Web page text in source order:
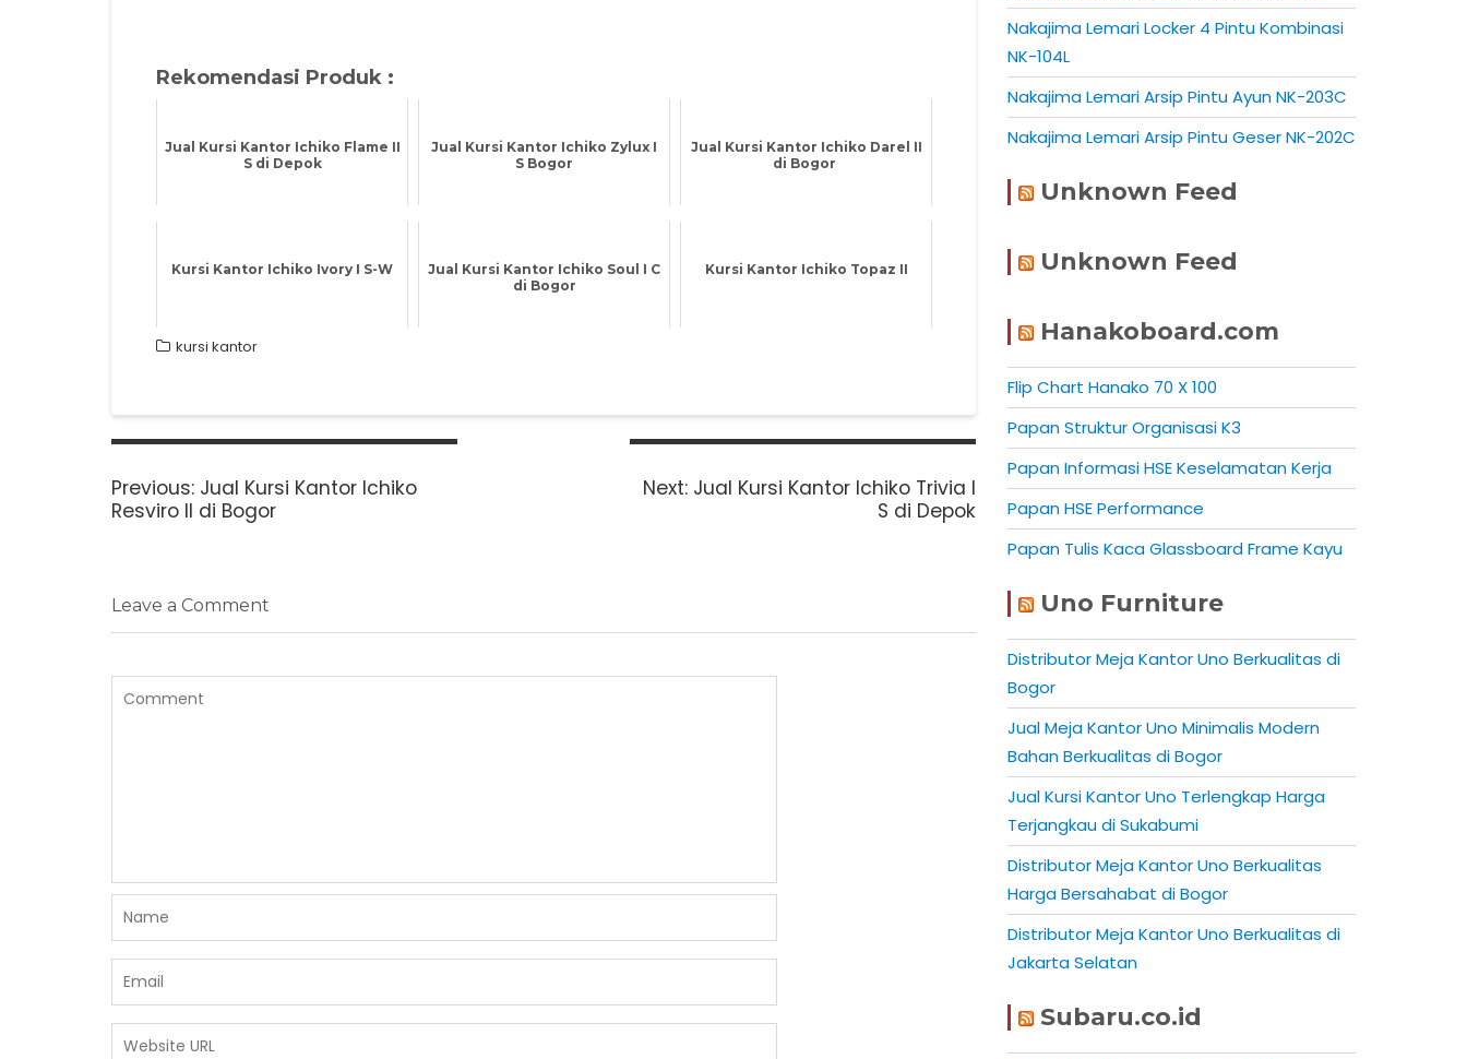
Rekomendasi Produk :
Jual Kursi Kantor Ichiko Flame II
S di Depok
Jual Kursi Kantor Ichiko Zylux I
S Bogor
Jual Kursi Kantor Ichiko Darel II
di Bogor
Kursi Kantor Ichiko Ivory I S-W
Jual Kursi Kantor Ichiko Soul I C
di Bogor
Kursi Kantor Ichiko Topaz II
kursi kantor
Post
navigation
Previous: Previous
post:
Jual Kursi Kantor Ichiko
Resviro II di Bogor
Next: Next
Jual Kursi Kantor Ichiko Trivia I
S di Depok
Leave a Comment
Nakajima Lemari Locker 4 Pintu Kombinasi
NK-104L
Nakajima Lemari Arsip Pintu Ayun NK-203C
Nakajima Lemari Arsip Pintu Geser NK-202C
Unknown Feed
Unknown Feed
Hanakoboard.com
Flip Chart Hanako 70 X 100
Papan Struktur Organisasi K3
Papan Informasi HSE Keselamatan Kerja
Papan HSE Performance
Papan Tulis Kaca Glassboard Frame Kayu
Uno Furniture
Distributor Meja Kantor Uno Berkualitas di
Bogor
Jual Meja Kantor Uno Minimalis Modern
Bahan Berkualitas di Bogor
Jual Kursi Kantor Uno Terlengkap Harga
Terjangkau di Sukabumi
Distributor Meja Kantor Uno Berkualitas
Harga Bersahabat di Bogor
Distributor Meja Kantor Uno Berkualitas di
Jakarta Selatan
Subaru.co.id